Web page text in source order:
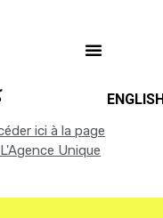
ici à la page
Unique